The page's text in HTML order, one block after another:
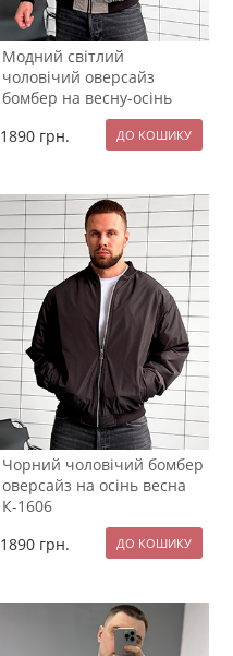
Модний світлий
чоловічий оверсайз
бомбер на весну-осінь
1890 грн.
Чорний чоловічий бомбер
оверсайз на осінь весна
К-1606
1890 грн.